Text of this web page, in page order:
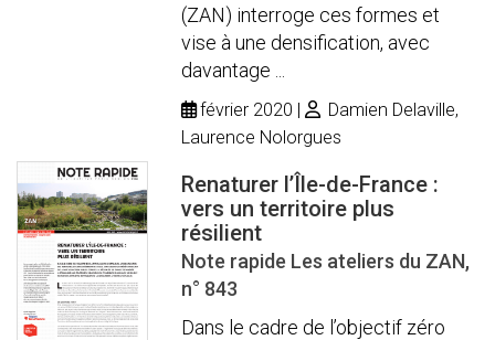
(ZAN) interroge ces formes et
vise à une densification, avec
davantage ...
février 2020
Damien Delaville,
Laurence Nolorgues
Renaturer l’Île-de-France :
vers un territoire plus
résilient
Note rapide Les ateliers du ZAN,
n° 843
Dans le cadre de l’objectif zéro